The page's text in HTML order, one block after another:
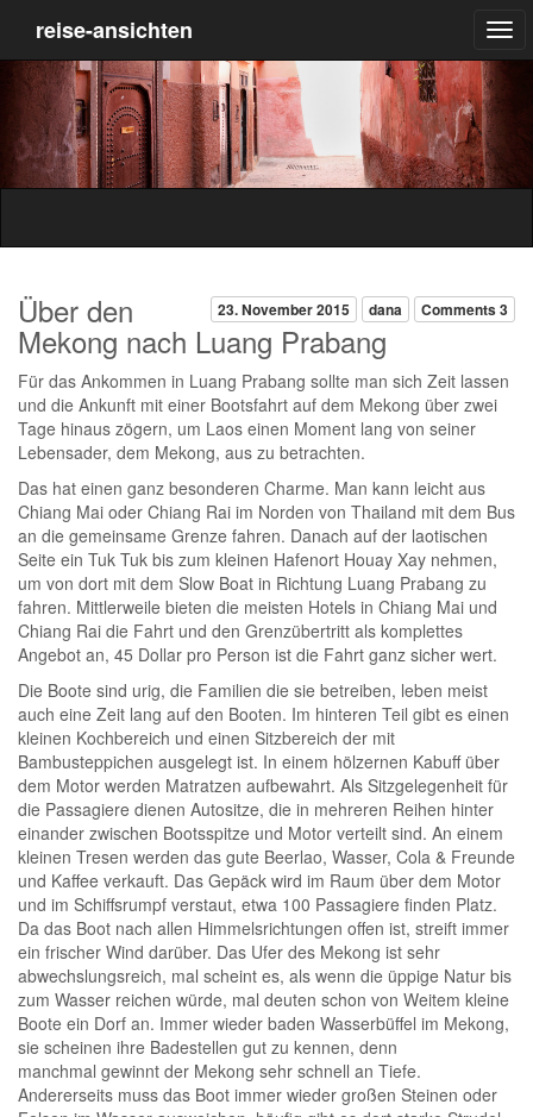
reise-ansichten
23. November 2015 dana Comments 3
Über den
Mekong nach Luang Prabang
Für das Ankommen in Luang Prabang sollte man sich Zeit lassen
und die Ankunft mit einer Bootsfahrt auf dem Mekong über zwei
Tage hinaus zögern, um Laos einen Moment lang von seiner
Lebensader, dem Mekong, aus zu betrachten.
Das hat einen ganz besonderen Charme. Man kann leicht aus
Chiang Mai oder Chiang Rai im Norden von Thailand mit dem Bus
an die gemeinsame Grenze fahren. Danach auf der laotischen
Seite ein Tuk Tuk bis zum kleinen Hafenort Houay Xay nehmen,
um von dort mit dem Slow Boat in Richtung Luang Prabang zu
fahren. Mittlerweile bieten die meisten Hotels in Chiang Mai und
Chiang Rai die Fahrt und den Grenzübertritt als komplettes
Angebot an, 45 Dollar pro Person ist die Fahrt ganz sicher wert.
Die Boote sind urig, die Familien die sie betreiben, leben meist
auch eine Zeit lang auf den Booten. Im hinteren Teil gibt es einen
kleinen Kochbereich und einen Sitzbereich der mit
Bambusteppichen ausgelegt ist. In einem hölzernen Kabuff über
dem Motor werden Matratzen aufbewahrt. Als Sitzgelegenheit für
die Passagiere dienen Autositze, die in mehreren Reihen hinter
einander zwischen Bootsspitze und Motor verteilt sind. An einem
kleinen Tresen werden das gute Beerlao, Wasser, Cola & Freunde
und Kaffee verkauft. Das Gepäck wird im Raum über dem Motor
und im Schiffsrumpf verstaut, etwa 100 Passagiere finden Platz.
Da das Boot nach allen Himmelsrichtungen offen ist, streift immer
ein frischer Wind darüber. Das Ufer des Mekong ist sehr
abwechslungsreich, mal scheint es, als wenn die üppige Natur bis
zum Wasser reichen würde, mal deuten schon von Weitem kleine
Boote ein Dorf an. Immer wieder baden Wasserbüffel im Mekong,
sie scheinen ihre Badestellen gut zu kennen, denn
manchmal gewinnt der Mekong sehr schnell an Tiefe.
Andererseits muss das Boot immer wieder großen Steinen oder